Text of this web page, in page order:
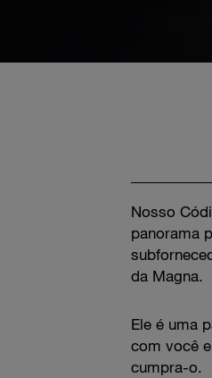
Nosso
panorama
da Magna.
Ele é uma
com você
cumpra-o.